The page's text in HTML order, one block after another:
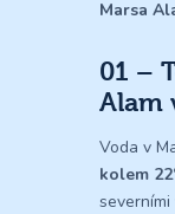
Marsa
01 –
Alam
Voda v
kolem